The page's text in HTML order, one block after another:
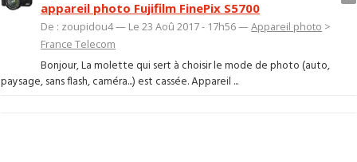
appareil photo Fujifilm FinePix S5700
De : zoupidou4 — Le 23 Aoû 2017 - 17h56 —Appareil photo >
France Telecom
Bonjour, La molette qui sert à choisir le mode de photo (auto,
paysage, sans flash, caméra...) est cassée. Appareil ...